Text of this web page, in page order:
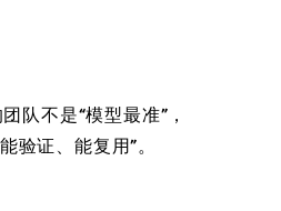
队不是“模型最准”，
验证、能复用”。